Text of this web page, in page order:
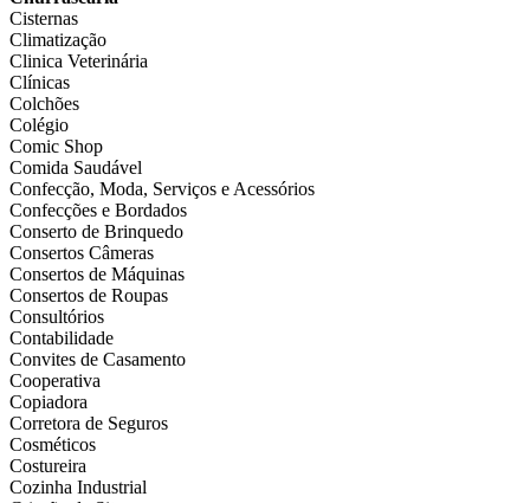
Cisternas
Climatização
Clinica Veterinária
Clínicas
Colchões
Colégio
Comic Shop
Comida Saudável
Confecção, Moda, Serviços e Acessórios
Confecções e Bordados
Conserto de Brinquedo
Consertos Câmeras
Consertos de Máquinas
Consertos de Roupas
Consultórios
Contabilidade
Convites de Casamento
Cooperativa
Copiadora
Corretora de Seguros
Cosméticos
Costureira
Cozinha Industrial